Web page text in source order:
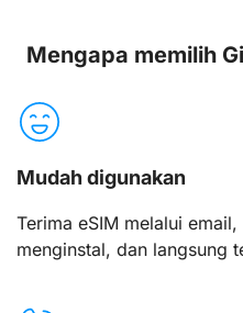
Mengapa memilih
Mudah digunakan
Terima eSIM melalui
menginstal, dan langsung